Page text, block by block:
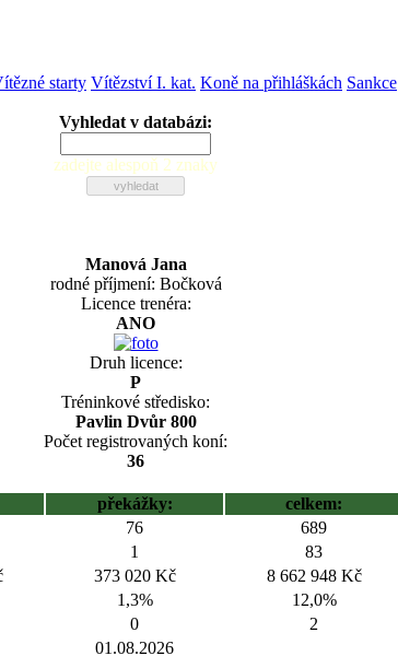
starty Vítězství I. kat. Koně na přihláškách Sankce
Vyhledat v databázi:
zadejte alespoň 2 znaky
Manová Jana
rodné příjmení: Bočková
Licence trenéra:
ANO
Druh licence:
P
Tréninkové středisko:
Pavlin Dvůr 800
Počet registrovaných koní:
36
překážky:
celkem:
76
689
1
83
373 020 Kč
8 662 948 Kč
1,3%
12,0%
0
2
01.08.2026